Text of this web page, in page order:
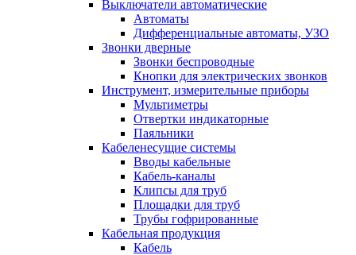
Выключатели автоматические
Автоматы
Дифференциальные автоматы, УЗО
Звонки дверные
Звонки беспроводные
Кнопки для электрических звонков
Инструмент, измерительные приборы
Мультиметры
Отвертки индикаторные
Паяльники
Кабеленесущие системы
Вводы кабельные
Кабель-каналы
Клипсы для труб
Площадки для труб
Трубы гофрированные
Кабельная продукция
Кабель